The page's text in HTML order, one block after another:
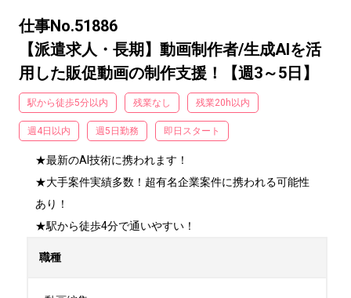
仕事No.51886
【派遣求人・長期】動画制作者/生成AIを活
用した販促動画の制作支援！【週3～5日】
駅から徒歩5分以内 残業なし 残業20h以内
週4日以内 週5日勤務 即日スタート
★最新のAI技術に携われます！
★大手案件実績多数！超有名企業案件に携われる可能性
あり！
★駅から徒歩4分で通いやすい！
職種